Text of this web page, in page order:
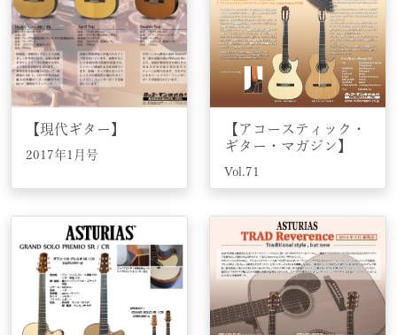
【現代ギター】
2017年1月号
【アコースティック・
ギター・マガジン】
Vol.71